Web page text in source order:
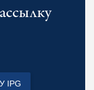
IPG